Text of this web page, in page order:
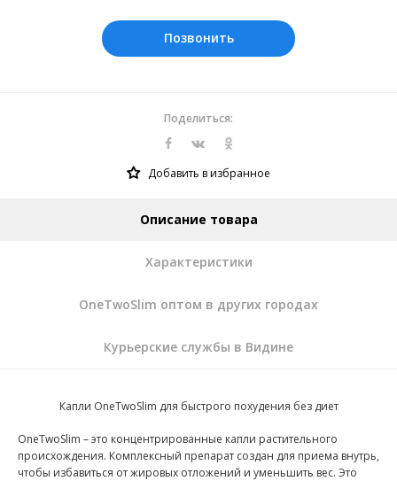
0.269175 лв.
Позвонить
Поделиться:
Добавить в избранное
Описание товара
Характеристики
OneTwoSlim оптом в других городах
Курьерские службы в Видине
Капли OneTwoSlim для быстрого похудения без диет
OneTwoSlim – это концентрированные капли растительного
происхождения. Комплексный препарат создан для приема внутрь,
чтобы избавиться от жировых отложений и уменьшить вес. Это